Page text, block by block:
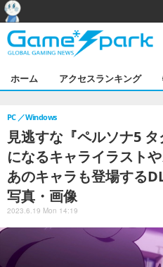
ホーム アクセスランキング
見逃すな『ペルソナ5
になるキャライラスト
あのキャラも登場する
写真・画像
PC Windows
2023.6.19 Mon 14:19